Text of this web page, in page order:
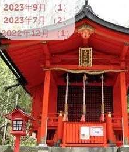
2023年9月 （1）
1件の記事
2023年7月 （2）2件の記事
2022年12月 （1）1件の記事